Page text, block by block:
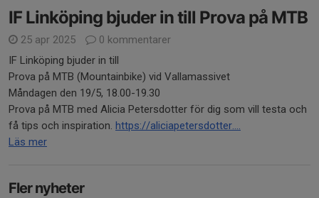
IF Linköping bjuder in till Prova på MTB
25 apr 2025
0 kommentarer
IF Linköping bjuder in till
Prova på MTB (Mountainbike) vid Vallamassivet
Måndagen den 19/5, 18.00-19.30
Prova på MTB med Alicia Petersdotter för dig som vill testa och
få tips och inspiration. https://aliciapetersdotter....
Läs mer
Fler nyheter